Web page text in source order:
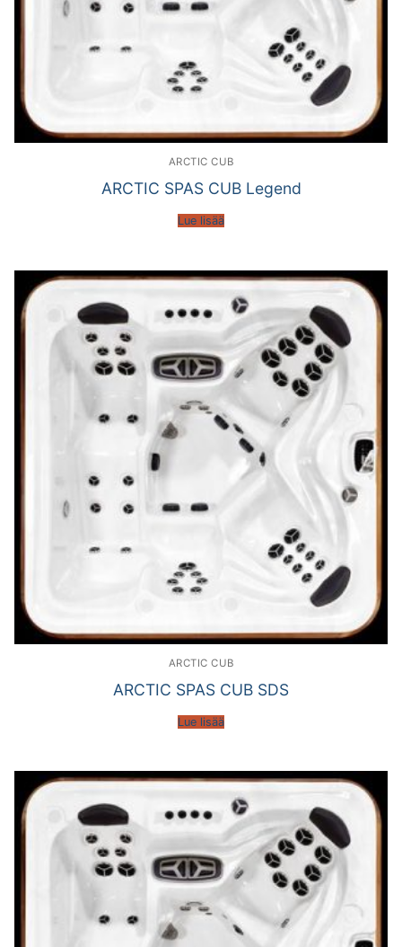
ARCTIC CUB
ARCTIC SPAS CUB Legend
Lue lisää
ARCTIC CUB
ARCTIC SPAS CUB SDS
Lue lisää